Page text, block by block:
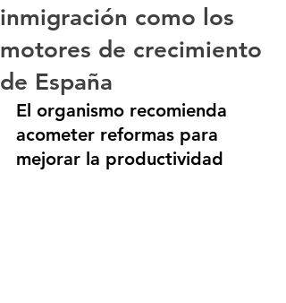
inmigración como los
motores de crecimiento
de España
El organismo recomienda
acometer reformas para
mejorar la productividad